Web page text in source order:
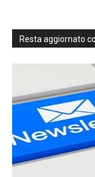
Resta aggiornato